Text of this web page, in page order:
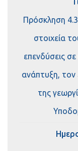
Πρόσκληση
στοιχεία
επενδύσεις
ανάπτυξη, τον
της